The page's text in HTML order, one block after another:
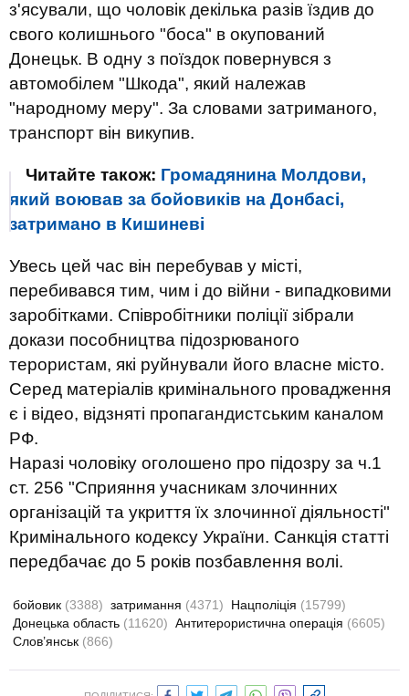
з'ясували, що чоловік декілька разів їздив до
свого колишнього "боса" в окупований
Донецьк. В одну з поїздок повернувся з
автомобілем "Шкода", який належав
"народному меру". За словами затриманого,
транспорт він викупив.
Читайте також: Громадянина Молдови,
який воював за бойовиків на Донбасі,
затримано в Кишиневі
Увесь цей час він перебував у місті,
перебивався тим, чим і до війни - випадковими
заробітками. Співробітники поліції зібрали
докази пособництва підозрюваного
терористам, які руйнували його власне місто.
Серед матеріалів кримінального провадження
є і відео, відзняті пропагандистським каналом
РФ.
Наразі чоловіку оголошено про підозру за ч.1
ст. 256 "Сприяння учасникам злочинних
організацій та укриття їх злочинної діяльності"
Кримінального кодексу України. Санкція статті
передбачає до 5 років позбавлення волі.
бойовик (3388) затримання (4371) Нацполіція (15799)
Донецька область (11620) Антитерористична операція (6605)
Слов’янськ (866)